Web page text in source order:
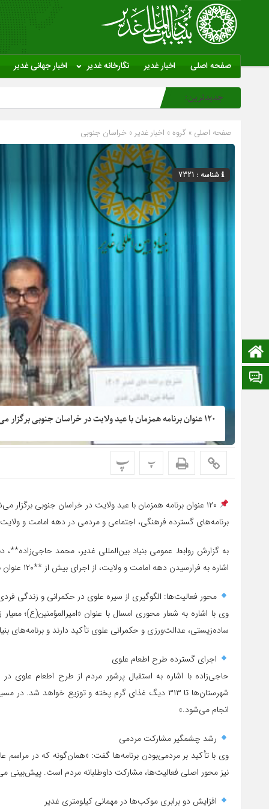
صفحه اصلی اخبار غدیر نگارخانه غدیر اخبار جهانی غدیر
جدیدترین:
صفحه اصلی » گروه » اخبار غدیر » خراسان جنوبی
شناسه : 7321
۱۲۰ عنوان برنامه همزمان با عید ولایت در خراسان جنوبی برگزار می‌شود
پ پ
برنامه‌های گسترده فرهنگی، اجتماعی و مردمی در دهه امامت و ولایت
به گزارش روابط عمومی بنیاد بین‌المللی غدیر، محمد حاجی‌زاده**،
اشاره به فرارسیدن دهه امامت و ولایت، از اجرای بیش از **۱۲۰ عنوان برنامه فرهنگی، اجتماعی، تبلیغی و اطعام علوی در سطح استان خبر داد.
محور فعالیت‌ها: الگوگیری از سیره علوی در حکمرانی و زندگی
وی با اشاره به شعار محوری امسال با عنوان «امیرالمؤمنین(ع)؛
ساده‌زیستی، عدالت‌ورزی و حکمرانی علوی تأکید دارند و برنامه‌های
اجرای گسترده طرح اطعام علوی
شهرستان‌ها تا ۳۱۳ دیگ غذای گرم پخته و توزیع خواهد
انجام می‌شود.»
رشد چشمگیر مشارکت مردمی
وی با تأکید بر مردمی‌بودن برنامه‌ها گفت: «همان‌گونه که در مراسم
نیز محور اصلی فعالیت‌ها، مشارکت داوطلبانه مردم است. پیش‌بینی
افزایش دو برابری موکب‌ها در مهمانی کیلومتری غدیر